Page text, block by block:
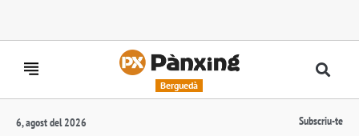
Berguedà
6, agost del 2026 Subscriu-te